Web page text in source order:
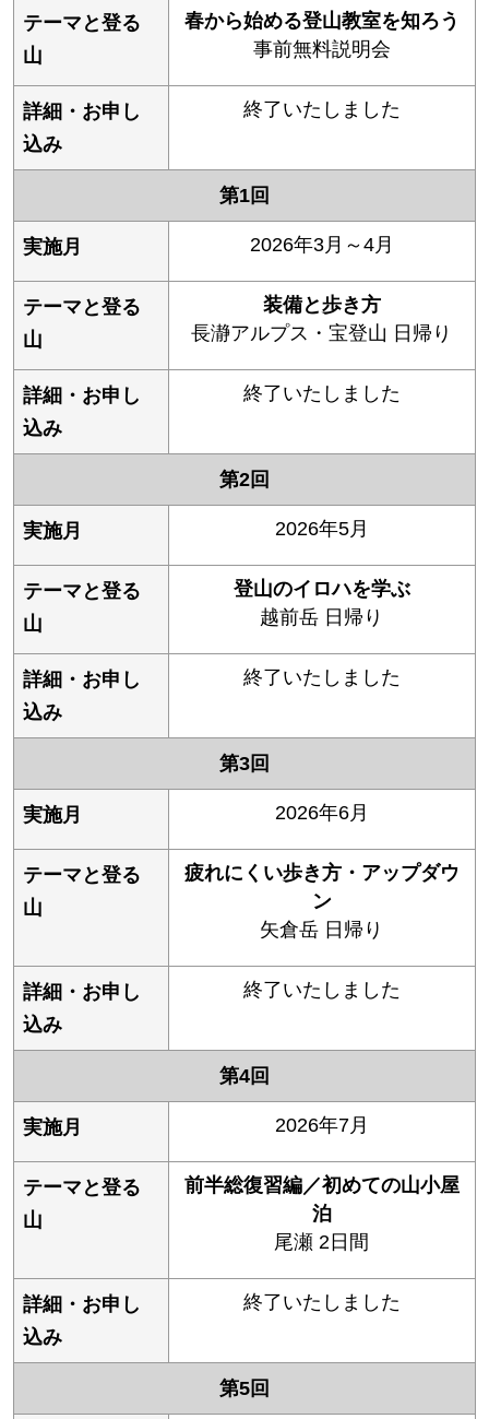
春から始める登山教室を知ろう
事前無料説明会
終了いたしました
第1回
2026年3月～4月
装備と歩き方
長瀞アルプス・宝登山 日帰り
終了いたしました
第2回
2026年5月
登山のイロハを学ぶ
越前岳 日帰り
終了いたしました
第3回
2026年6月
疲れにくい歩き方・アップダウ
ン
矢倉岳 日帰り
終了いたしました
第4回
2026年7月
前半総復習編／初めての山小屋
泊
尾瀬 2日間
終了いたしました
第5回